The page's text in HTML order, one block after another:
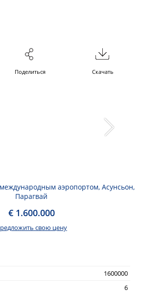
Поделиться Скачать
аэропортом, Асунсьон,
Парагвай
€ 1.600.000
свою цену
1600000
6